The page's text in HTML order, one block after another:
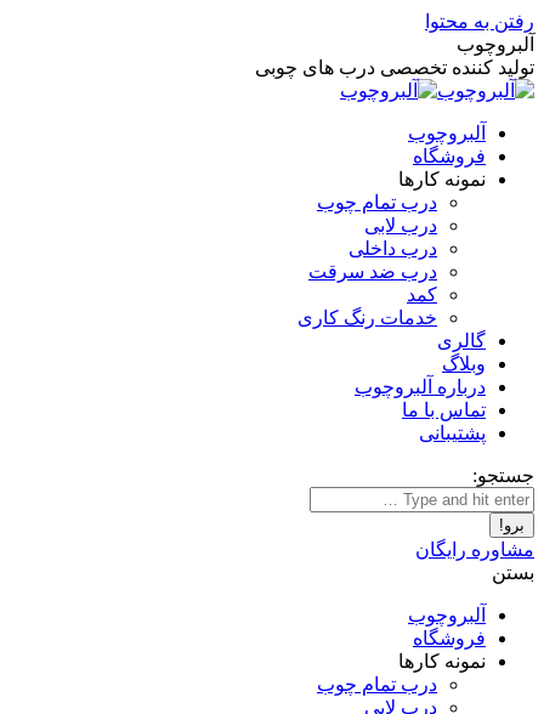
رفتن به محتوا
آلبروچوب
تولید کننده تخصصی درب های چوبی
آلبروچوب
فروشگاه
نمونه کارها
درب تمام چوب
درب لابی
درب داخلی
درب ضد سرقت
کمد
خدمات رنگ کاری
گالری
وبلاگ
درباره آلبروچوب
تماس با ما
پشتیبانی
جستجو:
مشاوره رایگان
بستن
آلبروچوب
فروشگاه
نمونه کارها
درب تمام چوب
درب لابی